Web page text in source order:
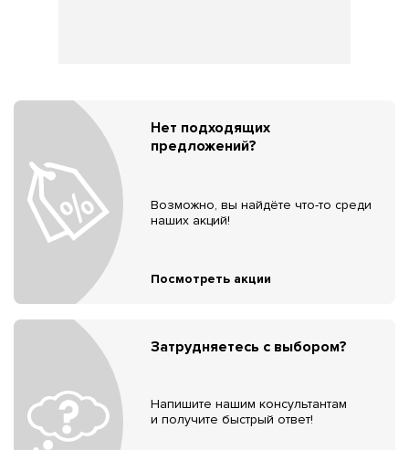
Нет подходящих
предложений?
Возможно, вы найдёте что-то среди
наших акций!
Посмотреть акции
Затрудняетесь с выбором?
Напишите нашим консультантам
и получите быстрый ответ!